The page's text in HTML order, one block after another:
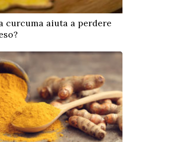
curcuma aiuta a perdere